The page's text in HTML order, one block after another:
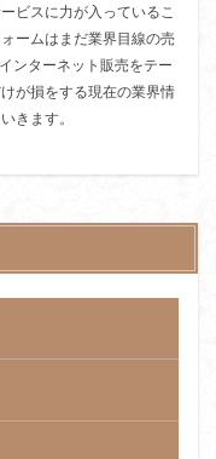
ビスに力が入っているこ
ームはまだ業界目線の売
ンターネット販売をテー
が損をする現在の業界情
きます。